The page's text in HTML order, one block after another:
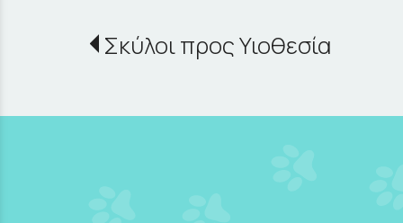
Σκύλοι προς Υιοθεσία